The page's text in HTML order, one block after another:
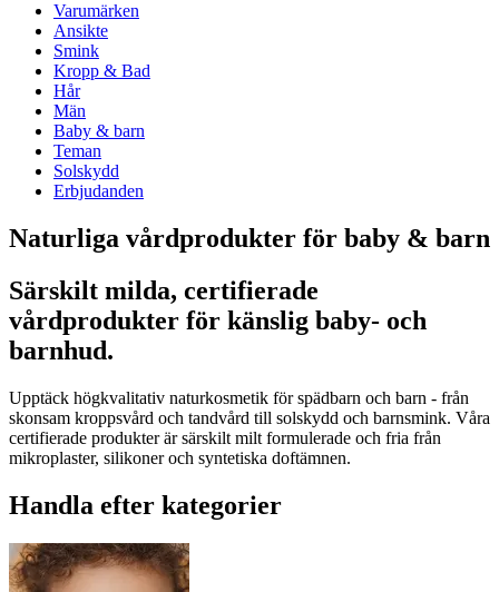
Varumärken
Ansikte
Smink
Kropp & Bad
Hår
Män
Baby & barn
Teman
Solskydd
Erbjudanden
Naturliga vårdprodukter för baby & barn
Särskilt milda, certifierade
vårdprodukter för känslig baby- och
barnhud.
Upptäck högkvalitativ naturkosmetik för spädbarn och barn - från
skonsam kroppsvård och tandvård till solskydd och barnsmink. Våra
certifierade produkter är särskilt milt formulerade och fria från
mikroplaster, silikoner och syntetiska doftämnen.
Handla efter kategorier